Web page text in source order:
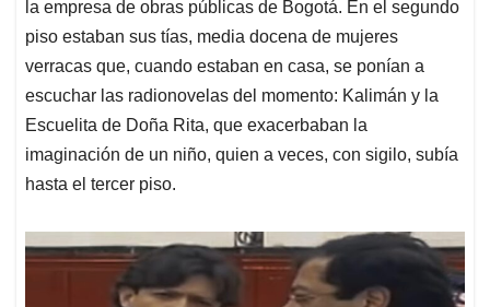
la empresa de obras públicas de Bogotá. En el segundo
piso estaban sus tías, media docena de mujeres
verracas que, cuando estaban en casa, se ponían a
escuchar las radionovelas del momento: Kalimán y la
Escuelita de Doña Rita, que exacerbaban la
imaginación de un niño, quien a veces, con sigilo, subía
hasta el tercer piso.